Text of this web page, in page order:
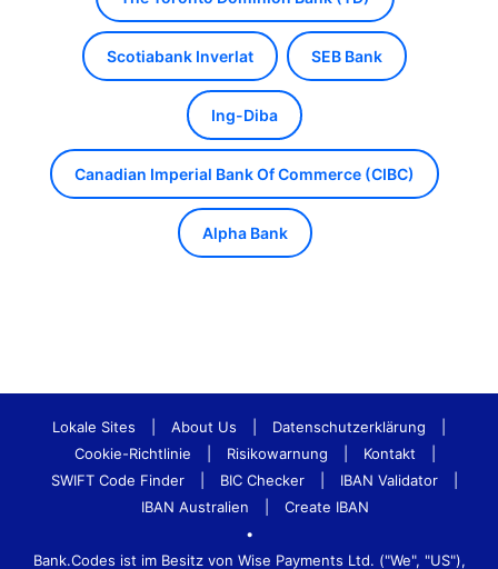
Scotiabank Inverlat SEB Bank
Ing-Diba
Canadian Imperial Bank Of Commerce (CIBC)
Alpha Bank
Lokale Sites About Us Datenschutzerklärung
Cookie-Richtlinie
Risikowarnung Kontakt
SWIFT Code Finder
BIC Checker IBAN Validator
IBAN Australien
Create IBAN
•
Bank.Codes ist im Besitz von Wise Payments Ltd. ("We", "US"),